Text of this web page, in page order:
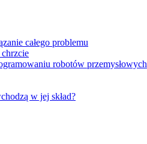
całego problemu
robotów przemysłowych
w jej skład?